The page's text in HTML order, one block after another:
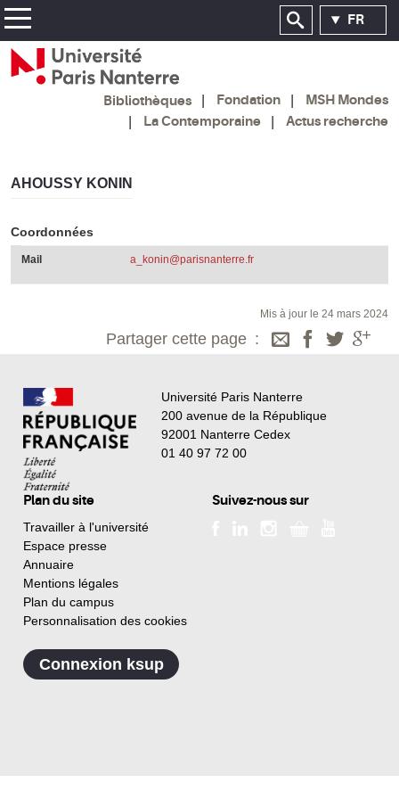
FR
Bibliothèques Fondation
MSH Mondes
La Contemporaine
Actus recherche
AHOUSSY KONIN
Coordonnées
Mail a_konin@parisnanterre.fr
Mis à jour le 24 mars 2024
Partager cette page
Université Paris Nanterre
200 avenue de la République
92001 Nanterre Cedex
01 40 97 72 00
Plan du site
Travailler à l'université
Espace presse
Annuaire
Mentions légales
Plan du campus
Personnalisation des cookies
Suivez-nous sur
Connexion ksup